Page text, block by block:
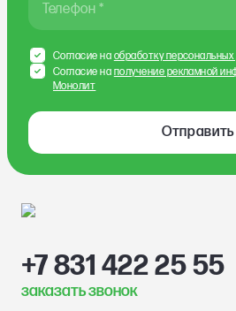
Телефон *
Отправить
Согласие на обработку
Согласие на получение рекламной
Монолит
+7 831 422 25 55
заказать звонок